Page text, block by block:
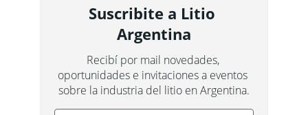
Suscribite a Litio
Argentina
Recibí por mail novedades,
oportunidades e invitaciones a eventos
sobre la industria del litio en Argentina.